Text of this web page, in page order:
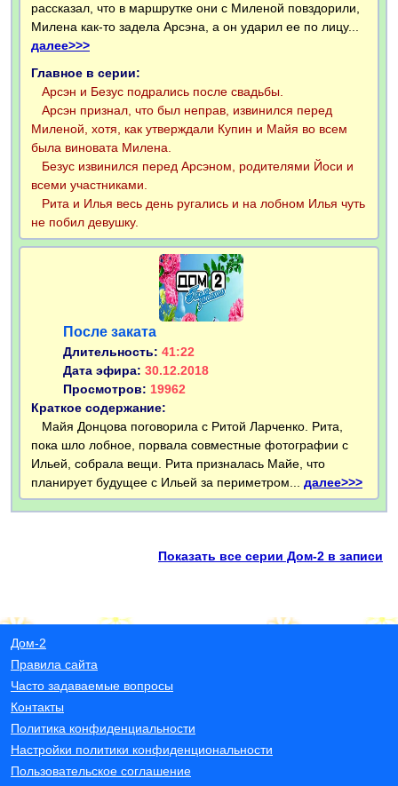
рассказал, что в маршрутке они с Миленой повздорили,
Милена как-то задела Арсэна, а он ударил ее по лицу...
далее>>>
Главное в серии:
Арсэн и Безус подрались после свадьбы.
Арсэн признал, что был неправ, извинился перед
Миленой, хотя, как утверждали Купин и Майя во всем
была виновата Милена.
Безус извинился перед Арсэном, родителями Йоси и
всеми участниками.
Рита и Илья весь день ругались и на лобном Илья чуть
не побил девушку.
После заката
Длительность: 41:22
Дата эфира: 30.12.2018
Просмотров: 19962
Краткое содержание:
Майя Донцова поговорила с Ритой Ларченко. Рита,
пока шло лобное, порвала совместные фотографии с
Ильей, собрала вещи. Рита призналась Майе, что
планирует будущее с Ильей за периметром... далее>>>
Показать все серии Дом-2 в записи
Дом-2
Правила сайта
Часто задаваемые вопросы
Контакты
Политика конфиденциальности
Настройки политики конфиденциональности
Пользовательское соглашение